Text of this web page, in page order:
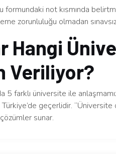
formundaki not kısmında
zorunluluğu olmadan
Hangi
Veriliyor?
5 farklı üniversite ile
geçerlidir.
sunar.